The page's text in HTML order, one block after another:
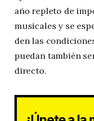
año repleto de
musicales y se
den las
puedan también
directo.